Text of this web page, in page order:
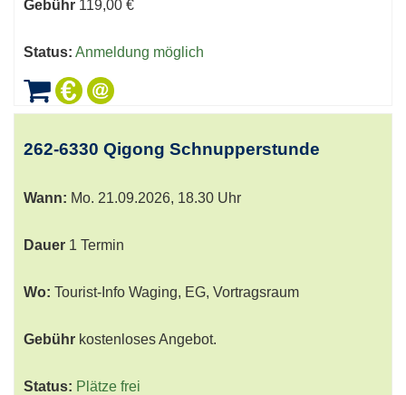
Gebühr 119,00 €
Status: Anmeldung möglich
262-6330 Qigong Schnupperstunde
Wann: Mo. 21.09.2026, 18.30 Uhr
Dauer 1 Termin
Wo: Tourist-Info Waging, EG, Vortragsraum
Gebühr kostenloses Angebot.
Status: Plätze frei